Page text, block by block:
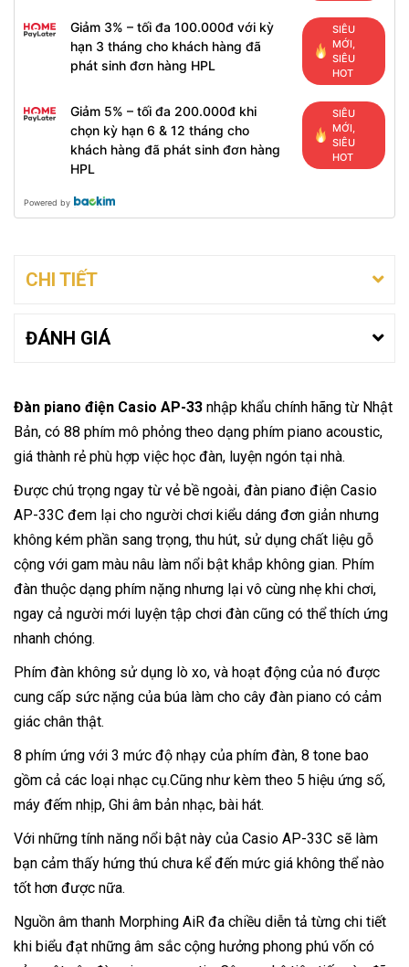
Giảm 3% – tối đa 100.000đ với kỳ
hạn 3 tháng cho khách hàng đã
phát sinh đơn hàng HPL
SIÊU
MỚI,
SIÊU
HOT
Giảm 5% – tối đa 200.000đ khi
chọn kỳ hạn 6 & 12 tháng cho
khách hàng đã phát sinh đơn hàng
HPL
SIÊU
MỚI,
SIÊU
HOT
Powered by
CHI TIẾT
ĐÁNH GIÁ
Đàn piano điện Casio AP-33 nhập khẩu chính hãng từ Nhật
Bản, có 88 phím mô phỏng theo dạng phím piano acoustic,
giá thành rẻ phù hợp việc học đàn, luyện ngón tại nhà.
Được chú trọng ngay từ vẻ bề ngoài, đàn piano điện Casio
AP-33C đem lại cho người chơi kiểu dáng đơn giản nhưng
không kém phần sang trọng, thu hút, sử dụng chất liệu gỗ
cộng với gam màu nâu làm nổi bật khắp không gian. Phím
đàn thuộc dạng phím nặng nhưng lại vô cùng nhẹ khi chơi,
ngay cả người mới luyện tập chơi đàn cũng có thể thích ứng
nhanh chóng.
Phím đàn không sử dụng lò xo, và hoạt động của nó được
cung cấp sức nặng của búa làm cho cây đàn piano có cảm
giác chân thật.
8 phím ứng với 3 mức độ nhạy của phím đàn, 8 tone bao
gồm cả các loại nhạc cụ.Cũng như kèm theo 5 hiệu ứng số,
máy đếm nhịp, Ghi âm bản nhạc, bài hát.
Với những tính năng nổi bật này của Casio AP-33C sẽ làm
bạn cảm thấy hứng thú chưa kể đến mức giá không thể nào
tốt hơn được nữa.
Nguồn âm thanh Morphing AiR đa chiều diễn tả từng chi tiết
khi biểu đạt những âm sắc cộng hưởng phong phú vốn có